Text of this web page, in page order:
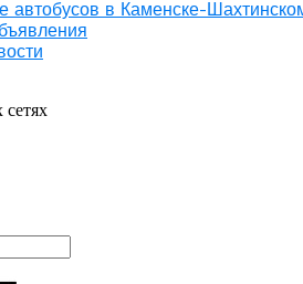
автобусов в Каменске-